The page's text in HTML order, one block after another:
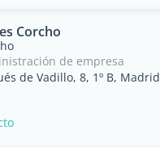
Corcho
de empresa
de Vadillo, 8, 1º B, Madrid